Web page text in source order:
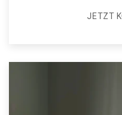
JETZT